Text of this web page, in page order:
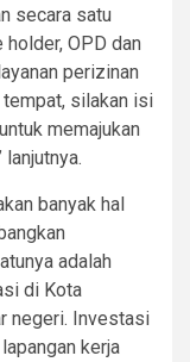
secara satu
OPD dan
perizinan
silakan isi
memajukan
lanjutnya.
banyak hal
adalah
di Kota
negeri. Investasi
kerja